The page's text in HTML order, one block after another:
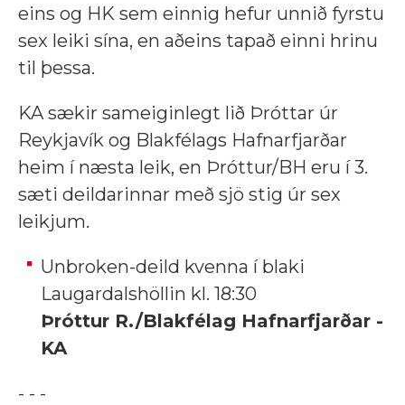
eins og HK sem einnig hefur unnið fyrstu
sex leiki sína, en aðeins tapað einni hrinu
til þessa.
KA sækir sameiginlegt lið Þróttar úr
Reykjavík og Blakfélags Hafnarfjarðar
heim í næsta leik, en Þróttur/BH eru í 3.
sæti deildarinnar með sjö stig úr sex
leikjum.
Unbroken-deild kvenna í blaki
Laugardalshöllin kl. 18:30
Þróttur R./Blakfélag Hafnarfjarðar -
KA
- - -